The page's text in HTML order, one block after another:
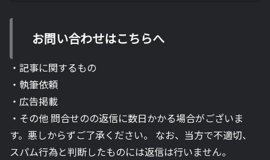
お問い合わせはこちらへ
・記事に関するもの
・執筆依頼
・広告掲載
・その他 問合せのの返信に数日かかる場合がございま
す。悪しからずご了承ください。 なお、当方で不適切、
スパム行為と判断したものには返信は行いません。